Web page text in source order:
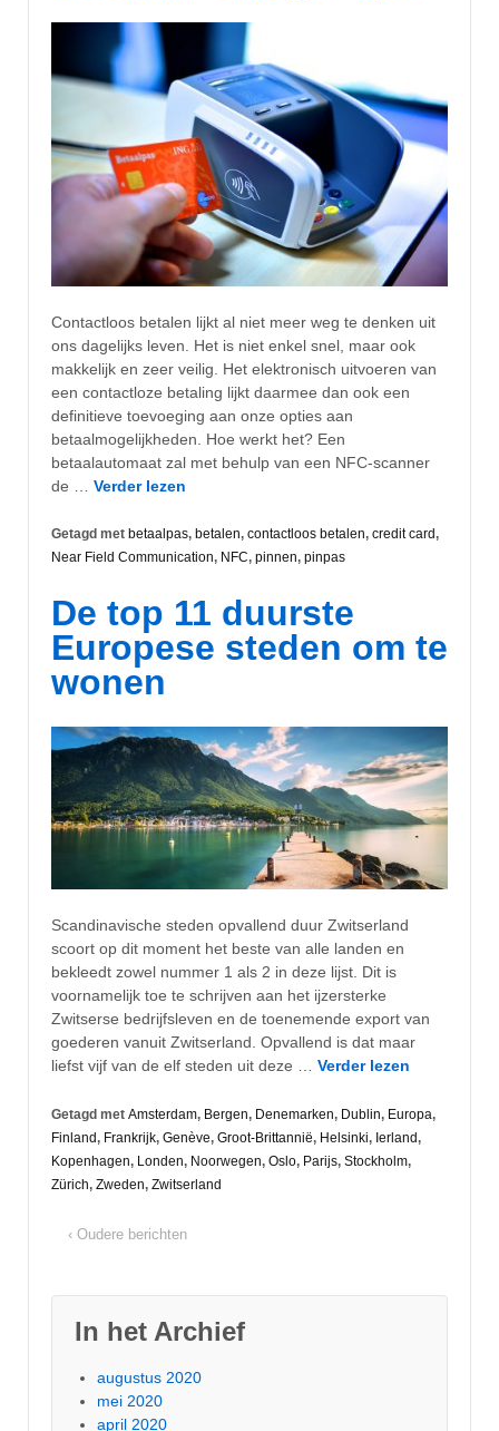
Contactloos betalen lijkt al niet meer weg te denken uit
ons dagelijks leven. Het is niet enkel snel, maar ook
makkelijk en zeer veilig. Het elektronisch uitvoeren van
een contactloze betaling lijkt daarmee dan ook een
definitieve toevoeging aan onze opties aan
betaalmogelijkheden. Hoe werkt het? Een
betaalautomaat zal met behulp van een NFC-scanner
de … Verder lezen
Getagd met betaalpas, betalen, contactloos betalen, credit card,
Near Field Communication, NFC, pinnen, pinpas
De top 11 duurste
Europese steden om te
wonen
Scandinavische steden opvallend duur Zwitserland
scoort op dit moment het beste van alle landen en
bekleedt zowel nummer 1 als 2 in deze lijst. Dit is
voornamelijk toe te schrijven aan het ijzersterke
Zwitserse bedrijfsleven en de toenemende export van
goederen vanuit Zwitserland. Opvallend is dat maar
liefst vijf van de elf steden uit deze … Verder lezen
Getagd met Amsterdam, Bergen, Denemarken, Dublin, Europa,
Finland, Frankrijk, Genève, Groot-Brittannië, Helsinki, Ierland,
Kopenhagen, Londen, Noorwegen, Oslo, Parijs, Stockholm,
Zürich, Zweden, Zwitserland
‹ Oudere berichten
In het Archief
augustus 2020
mei 2020
april 2020